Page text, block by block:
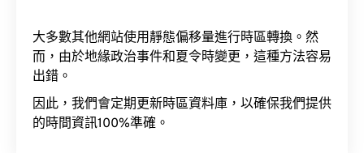
大多數其他網站使用靜態偏移量進行時區轉換。然
而，由於地緣政治事件和夏令時變更，這種方法容易
出錯。
因此，我們會定期更新時區資料庫，以確保我們提供
的時間資訊100%準確。